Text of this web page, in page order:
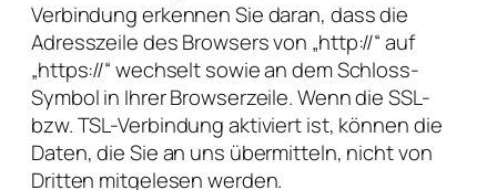
Verbindung erkennen Sie daran, dass die
Adresszeile des Browsers von „http://“ auf
„https://“ wechselt sowie an dem Schloss-
Symbol in Ihrer Browserzeile. Wenn die SSL-
bzw. TSL-Verbindung aktiviert ist, können die
Daten, die Sie an uns übermitteln, nicht von
Dritten mitgelesen werden.